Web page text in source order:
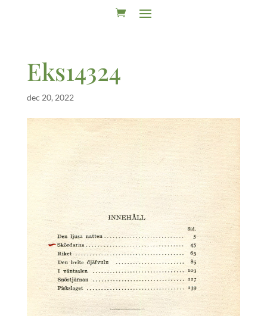
Eks14324
dec 20, 2022